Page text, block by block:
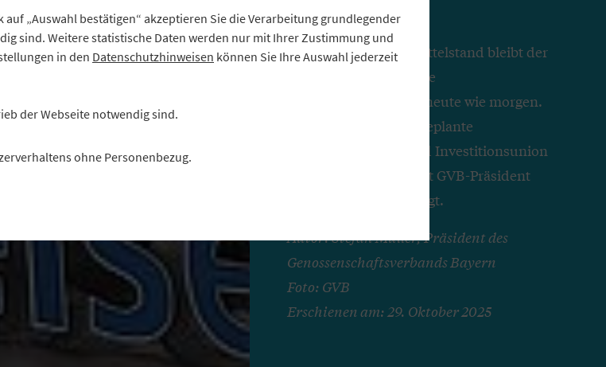
Für den deutschen Mittelstand bleibt der
Bankkredit die zentrale
Finanzierungsquelle, heute wie morgen.
Daran wird auch die geplante
Europäische Spar- und Investitionsunion
(SIU) nichts ändern, ist GVB-Präsident
Stefan Müller überzeugt.
Autor: Stefan Müller, Präsident des
Genossenschaftsverbands Bayern
Foto: GVB
Erschienen am: 29. Oktober 2025
auf „Auswahl bestätigen“ akzeptieren Sie die Verarbeitung grundlegender
sind. Weitere statistische Daten werden nur mit Ihrer Zustimmung und
in den Datenschutzhinweisen können Sie Ihre Auswahl jederzeit
der Webseite notwendig sind.
ohne Personenbezug.